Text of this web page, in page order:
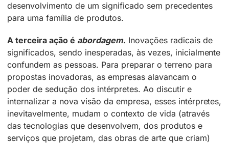
desenvolvimento de um significado sem precedentes
para uma família de produtos.
A terceira ação é abordagem. Inovações radicais de
significados, sendo inesperadas, às vezes, inicialmente
confundem as pessoas. Para preparar o terreno para
propostas inovadoras, as empresas alavancam o
poder de sedução dos intérpretes. Ao discutir e
internalizar a nova visão da empresa, esses intérpretes,
inevitavelmente, mudam o contexto de vida (através
das tecnologias que desenvolvem, dos produtos e
serviços que projetam, das obras de arte que criam)